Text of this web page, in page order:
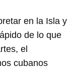
en la Isla y
de lo que
el
cubanos